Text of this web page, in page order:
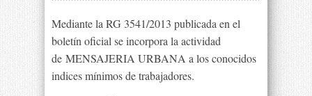
Mediante la RG 3541/2013 publicada en el
boletín oficial se incorpora la actividad
de MENSAJERIA URBANA a los conocidos
indices mínimos de trabajadores.